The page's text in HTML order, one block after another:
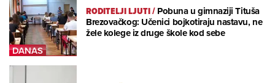
RODITELJI LJUTI/Pobuna u gimnaziji Tituša
Brezovačkog: Učenici bojkotiraju nastavu, ne
žele kolege iz druge škole kod sebe